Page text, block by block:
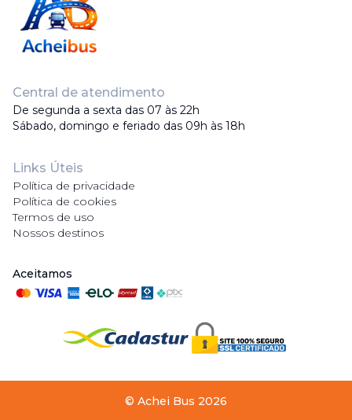
Central de atendimento
De segunda a sexta das 07 às 22h
Sábado, domingo e feriado das 09h às 18h
Links Úteis
Política de privacidade
Política de cookies
Termos de uso
Nossos destinos
Aceitamos
© Achei Bus 2026